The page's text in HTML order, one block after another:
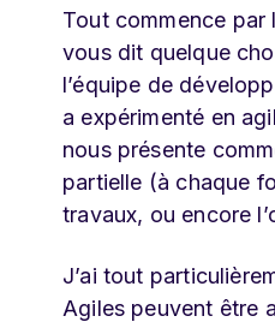
Tout commence par
vous dit quelque
l’équipe de
a expérimenté en
nous présente
partielle (à chaque
travaux, ou encore
J’ai tout
Agiles peuvent être